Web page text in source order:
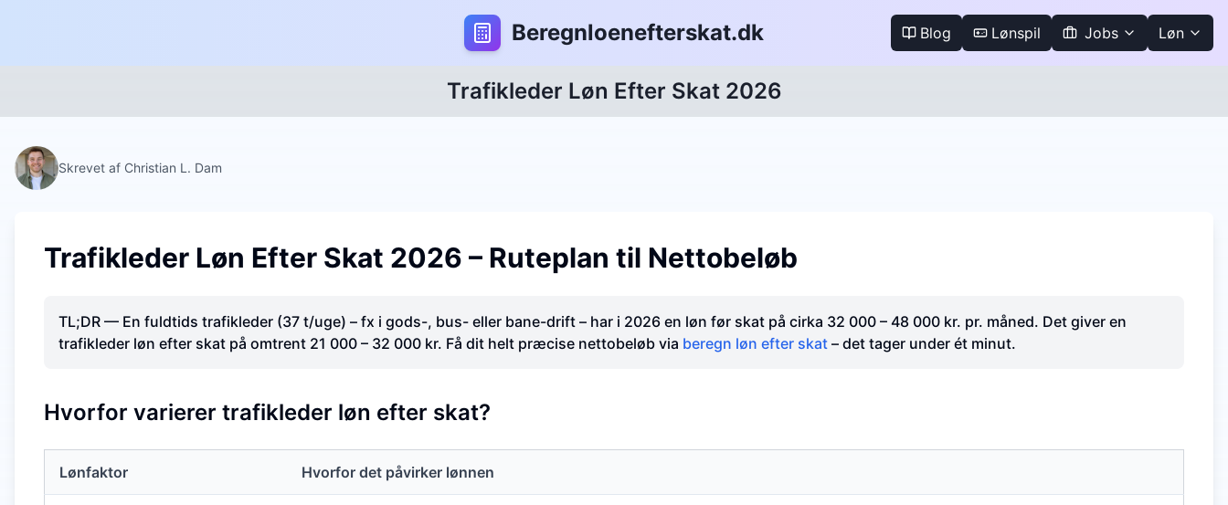
Beregnloenefterskat.dk Blog Lønspil Jobs Løn
Trafikleder Løn Efter Skat 2026
Skrevet af Christian L. Dam
Trafikleder Løn Efter Skat 2026 – Ruteplan til Nettobeløb
TL;DR — En fuldtids trafikleder (37 t/uge) – fx i gods-, bus- eller bane-drift – har i 2026 en løn før skat på cirka 32 000 – 48 000 kr. pr. måned. Det giver en
trafikleder løn efter skat på omtrent 21 000 – 32 000 kr. Få dit helt præcise nettobeløb via beregn løn efter skat – det tager under ét minut.
Hvorfor varierer trafikleder løn efter skat?
Lønfaktor Hvorfor det påvirker lønnen